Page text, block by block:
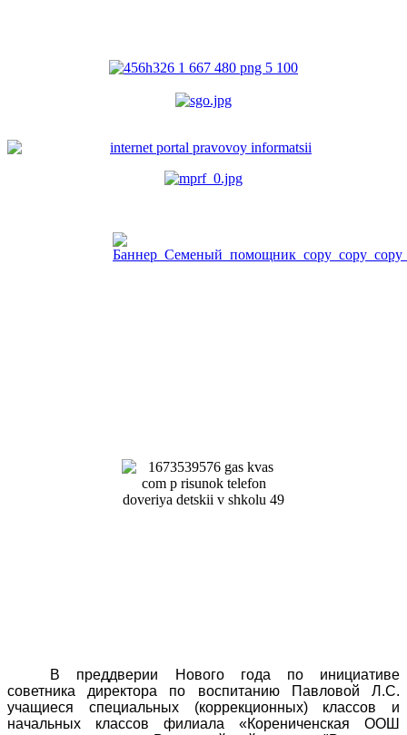
В преддверии Нового года по инициативе
советника директора по воспитанию Павловой Л.С.
учащиеся специальных (коррекционных) классов и
начальных классов филиала «Корениченская ООШ